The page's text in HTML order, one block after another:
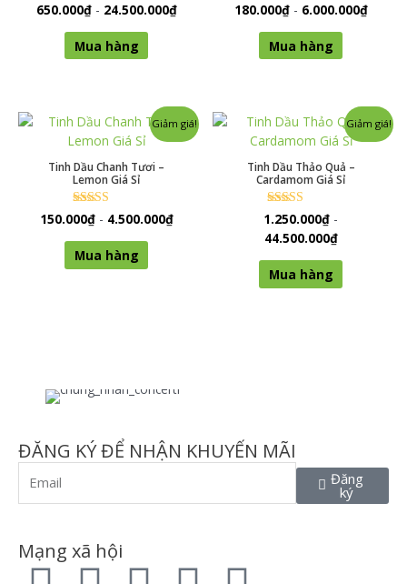
Được xếp
hạng
0
5 sao
650.000₫- 24.500.000₫
Mua hàng
Được xếp
hạng
0
5 sao
180.000₫- 6.000.000₫
Mua hàng
Giảm giá!
Tinh Dầu Chanh Tươi –
Lemon Giá Sỉ
Được xếp
hạng
0
5 sao
150.000₫- 4.500.000₫
Mua hàng
Giảm giá!
Tinh Dầu Thảo Quả –
Cardamom Giá Sỉ
Được xếp
hạng
0
1.250.000₫ -
44.500.000₫
Mua hàng
ĐĂNG KÝ ĐỂ NHẬN KHUYẾN MÃI
Đăng
ký
Mạng xã hội